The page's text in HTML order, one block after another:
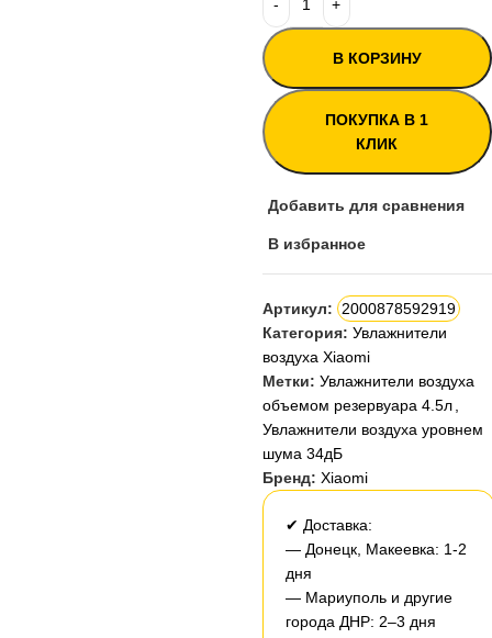
В КОРЗИНУ
ПОКУПКА В 1
КЛИК
Добавить для сравнения
В избранное
Артикул:
2000878592919
Категория: Увлажнители
воздуха Xiaomi
Метки: Увлажнители воздуха
объемом резервуара 4.5л
Увлажнители воздуха уровнем
шума 34дБ
Бренд: Xiaomi
✔ Доставка:
— Донецк, Макеевка: 1-2
дня
— Мариуполь и другие
города ДНР: 2–3 дня